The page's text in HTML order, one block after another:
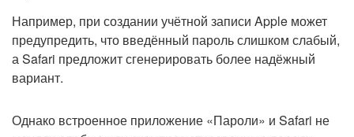
Например, при создании учётной записи Apple может
предупредить, что введённый пароль слишком слабый,
а Safari предложит сгенерировать более надёжный
вариант.
Однако встроенное приложение «Пароли» и Safari не